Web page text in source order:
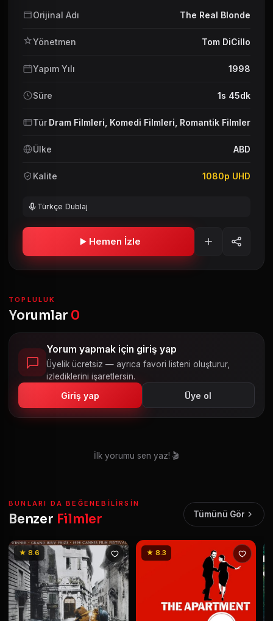
Orijinal Adı The Real Blonde
Yönetmen Tom DiCillo
Yapım Yılı 1998
Süre 1s 45dk
Tür Dram Filmleri Komedi Filmleri Romantik Filmler
Ülke ABD
Kalite 1080p UHD
Türkçe Dublaj
Hemen İzle
TOPLULUK
Yorumlar 0
Yorum yapmak için giriş yap
Üyelik ücretsiz — ayrıca favori listeni oluşturur,
izlediklerini işaretlersin.
Giriş yap Üye ol
İlk yorumu sen yaz! 🎬
BUNLARI DA BEĞENEBILIRSIN
Benzer Filmler Tümünü Gör
★ 8.6 ★ 8.3